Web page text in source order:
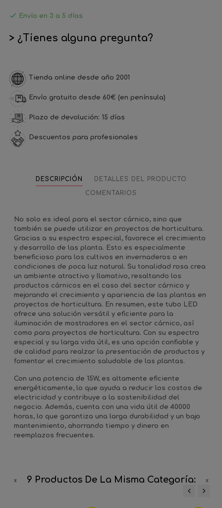
 Envío en 3 a 5 días
> ¿Tienes alguna pregunta?
Tienda online desde año 2001
Envío gratuito desde 60€ (en península)
Plazo de devolución: 15 días
Descuentos para profesionales
DESCRIPCIÓN
DETALLES DEL PRODUCTO
COMENTARIOS
No solo es ideal para el sector cárnico, sino que
también se puede utilizar en proyectos de horticultura.
Gracias a su espectro especial, favorece el crecimiento
y desarrollo de las planta. Esto es especialmente
beneficioso para los cultivos en invernaderos o en
condiciones de poca luz natural. Su tonalidad rosa crea
un ambiente atractivo y llamativo, resaltando los
productos cárnicos en el caso del sector cárnico y
mejorando el crecimiento y apariencia de las plantas en
proyectos de horticultura. En resumen, este tubo LED
ofrece una solución versátil y eficiente para la
iluminación de mostradores en el sector cárnico, así
como para proyectos de horticultura. Con su espectro
especial y su larga vida útil, es una opción confiable y
de calidad para realzar la presentación de productos y
fomentar el crecimiento saludable de las plantas.
Con una potencia de 15W, es altamente eficiente
energéticamente, lo que ayuda a reducir los costos de
electricidad y contribuye a la sostenibilidad del
negocio. Además, cuenta con una vida útil de 40000
horas, lo que garantiza una larga durabilidad y un bajo
mantenimiento, ahorrando tiempo y dinero en
reemplazos frecuentes.
9 Productos De La Misma Categoría: